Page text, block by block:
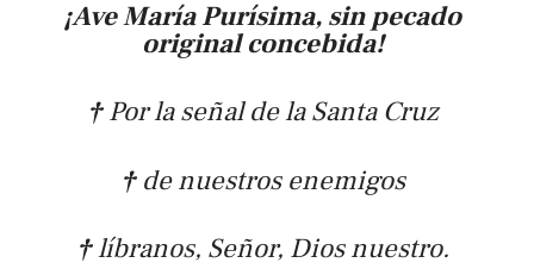
¡Ave María Purísima, sin pecado
original concebida!
†Por la señal de la Santa Cruz
†de nuestros enemigos
†líbranos, Señor, Dios nuestro.